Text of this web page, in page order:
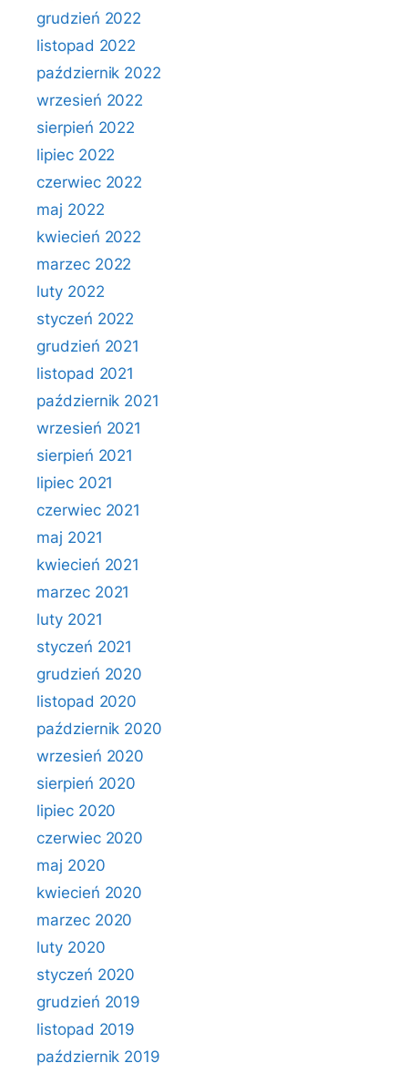
grudzień 2022
listopad 2022
październik 2022
wrzesień 2022
sierpień 2022
lipiec 2022
czerwiec 2022
maj 2022
kwiecień 2022
marzec 2022
luty 2022
styczeń 2022
grudzień 2021
listopad 2021
październik 2021
wrzesień 2021
sierpień 2021
lipiec 2021
czerwiec 2021
maj 2021
kwiecień 2021
marzec 2021
luty 2021
styczeń 2021
grudzień 2020
listopad 2020
październik 2020
wrzesień 2020
sierpień 2020
lipiec 2020
czerwiec 2020
maj 2020
kwiecień 2020
marzec 2020
luty 2020
styczeń 2020
grudzień 2019
listopad 2019
październik 2019